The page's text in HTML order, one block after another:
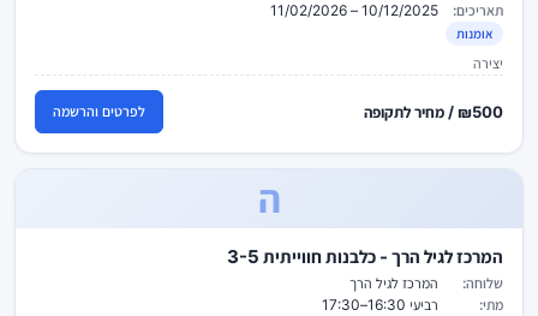
תאריכים:
10/12/2025 – 11/02/2026
אומנות
יצירה
₪500 / מחיר לתקופה לפרטים והרשמה
ה
המרכז לגיל הרך - כלבנות חווייתית 3-5
שלוחה:
המרכז לגיל הרך
מתי:
רביעי 16:30–17:30